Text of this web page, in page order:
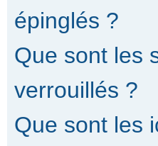
épinglés ?
Que sont les
verrouillés ?
Que sont les